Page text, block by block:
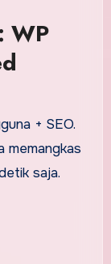
WP
+ SEO.
memangkas
saja.